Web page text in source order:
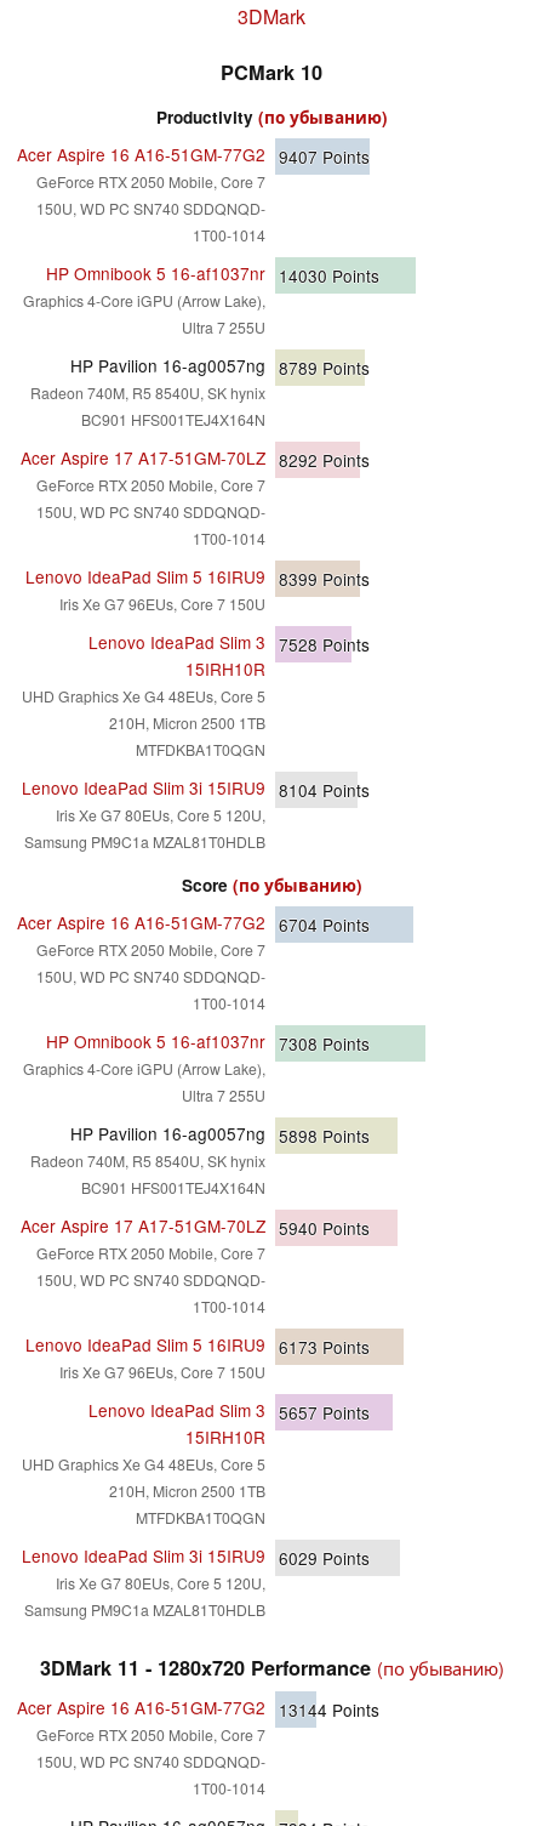
3DMark
PCMark 10
Productivity (по убыванию)
Acer Aspire 16 A16-51GM-77G2
GeForce RTX 2050 Mobile, Core 7
150U, WD PC SN740 SDDQNQD-
1T00-1014
9407 Points
HP Omnibook 5 16-af1037nr
Graphics 4-Core iGPU (Arrow Lake),
Ultra 7 255U
14030 Points
HP Pavilion 16-ag0057ng
Radeon 740M, R5 8540U, SK hynix
BC901 HFS001TEJ4X164N
8789 Points
Acer Aspire 17 A17-51GM-70LZ
GeForce RTX 2050 Mobile, Core 7
150U, WD PC SN740 SDDQNQD-
1T00-1014
8292 Points
Lenovo IdeaPad Slim 5 16IRU9
Iris Xe G7 96EUs, Core 7 150U
8399 Points
Lenovo IdeaPad Slim 3
15IRH10R
UHD Graphics Xe G4 48EUs, Core 5
210H, Micron 2500 1TB
MTFDKBA1T0QGN
7528 Points
Lenovo IdeaPad Slim 3i 15IRU9
Iris Xe G7 80EUs, Core 5 120U,
Samsung PM9C1a MZAL81T0HDLB
8104 Points
Score (по убыванию)
Acer Aspire 16 A16-51GM-77G2
GeForce RTX 2050 Mobile, Core 7
150U, WD PC SN740 SDDQNQD-
1T00-1014
6704 Points
HP Omnibook 5 16-af1037nr
Graphics 4-Core iGPU (Arrow Lake),
Ultra 7 255U
7308 Points
HP Pavilion 16-ag0057ng
Radeon 740M, R5 8540U, SK hynix
BC901 HFS001TEJ4X164N
5898 Points
Acer Aspire 17 A17-51GM-70LZ
GeForce RTX 2050 Mobile, Core 7
150U, WD PC SN740 SDDQNQD-
1T00-1014
5940 Points
Lenovo IdeaPad Slim 5 16IRU9
Iris Xe G7 96EUs, Core 7 150U
6173 Points
Lenovo IdeaPad Slim 3
15IRH10R
UHD Graphics Xe G4 48EUs, Core 5
210H, Micron 2500 1TB
MTFDKBA1T0QGN
5657 Points
Lenovo IdeaPad Slim 3i 15IRU9
Iris Xe G7 80EUs, Core 5 120U,
Samsung PM9C1a MZAL81T0HDLB
6029 Points
3DMark 11 - 1280x720 Performance (по убыванию)
Acer Aspire 16 A16-51GM-77G2
GeForce RTX 2050 Mobile, Core 7
150U, WD PC SN740 SDDQNQD-
1T00-1014
13144 Points